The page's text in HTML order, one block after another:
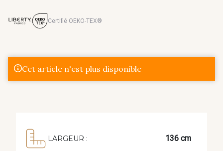
Certifié OEKO-TEX®
Cet article n'est plus disponible
LARGEUR : 136 cm